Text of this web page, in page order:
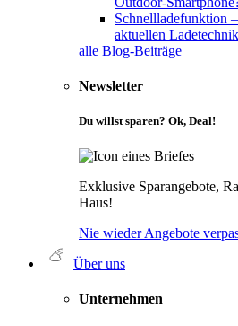
Schnellladefunktion
aktuellen
alle Blog-Beiträge
Newsletter
Du willst sparen? Ok, Deal!
Exklusive Sparangebote,
Haus!
Nie wieder Angebote
Über uns
Unternehmen